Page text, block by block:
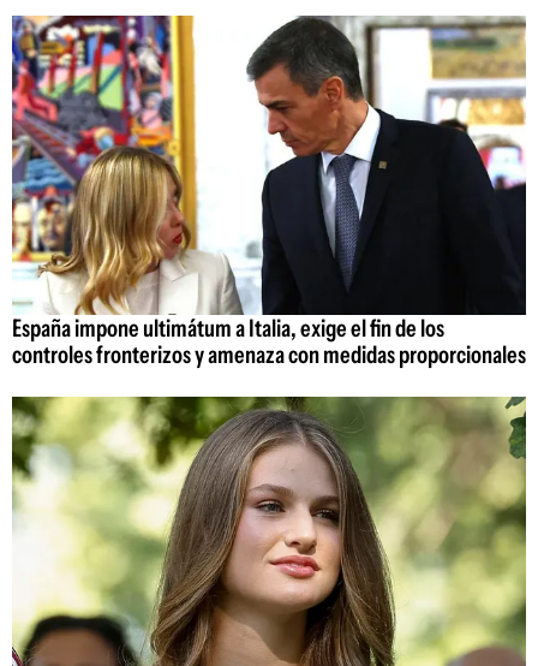
España impone ultimátum a Italia, exige el fin de los
controles fronterizos y amenaza con medidas proporcionales